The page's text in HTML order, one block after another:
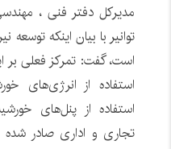
مدیرکل دفتر فنی ،
توانیر با بیان اینکه توسعه
است، گفت: تمرکز فعلی بر
استفاده از انرژی‌های
استفاده از پنل‌های
تجاری و اداری صادر